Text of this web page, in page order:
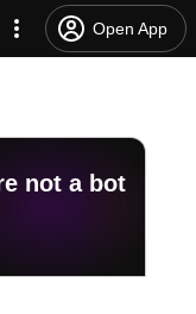
Open App
not a bot